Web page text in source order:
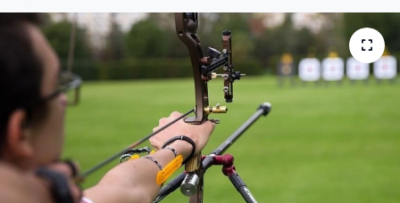
Oyun
Ramazan
Resmi İlanlar
Rüya Tabirleri
Sağlık